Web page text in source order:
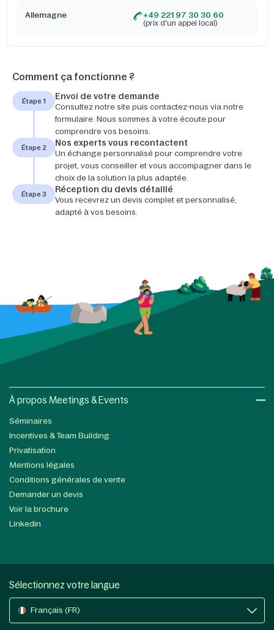
Allemagne +49 221 97 30 30 60
(prix d'un appel local)
Comment ça fonctionne ?
Étape 1 Envoi de votre demande
Consultez notre site puis contactez-nous via notre
formulaire. Nous sommes à votre écoute pour
comprendre vos besoins.
Étape 2 Nos experts vous recontactent
Un échange personnalisé pour comprendre votre
projet, vous conseiller et vous accompagner dans le
choix de la solution la plus adaptée.
Étape 3 Réception du devis détaillé
Vous recevrez un devis complet et personnalisé,
adapté à vos besoins.
À propos Meetings & Events
Séminaires
Incentives & Team Building
Privatisation
Mentions légales
Conditions générales de vente
Demander un devis
Voir la brochure
Linkedin
Sélectionnez votre langue
Français (FR)